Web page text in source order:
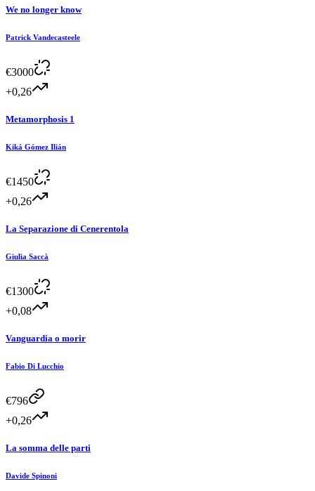
We no longer know
Patrick Vandecasteele
€3000
+0,26
Metamorphosis 1
Kiká Gómez Ilián
€1450
+0,26
La Separazione di Cenerentola
Giulia Saccà
€1300
+0,08
Vanguardia o morir
Fabio Di Lucchio
€796
+0,26
La somma delle parti
Davide Spinoni